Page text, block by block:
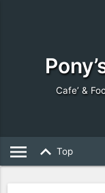
Cafe’ &
menu keyboard_arrow_up Top